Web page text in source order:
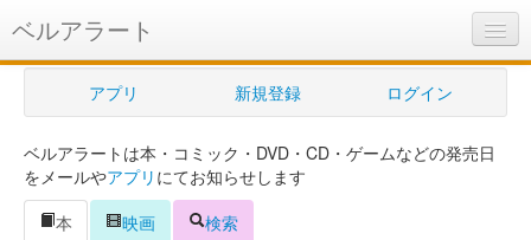
ベルアラート
ベルアラートとは
ヘルプ
新規登録
ログイン
アプリ 新規登録 ログイン
ベルアラートは本・コミック・DVD・CD・ゲームなどの発売日
をメールやアプリ にてお知らせします
本
映画 検索